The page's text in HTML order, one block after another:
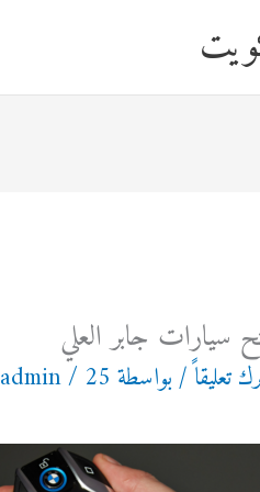
سيارات جابر العلي
تعليقاً/ بواسطة admin/ 25 مايو، 2023